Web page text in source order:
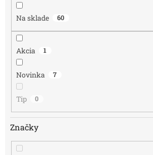
Na sklade 60
Akcia 1
Novinka 7
Tip 0
Značky